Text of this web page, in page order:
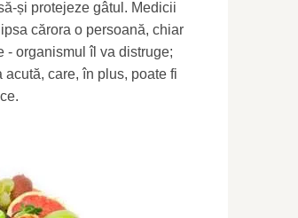
și protejeze gâtul. Medicii
cărora o persoană, chiar
- organismul îl va distruge;
care, în plus, poate fi